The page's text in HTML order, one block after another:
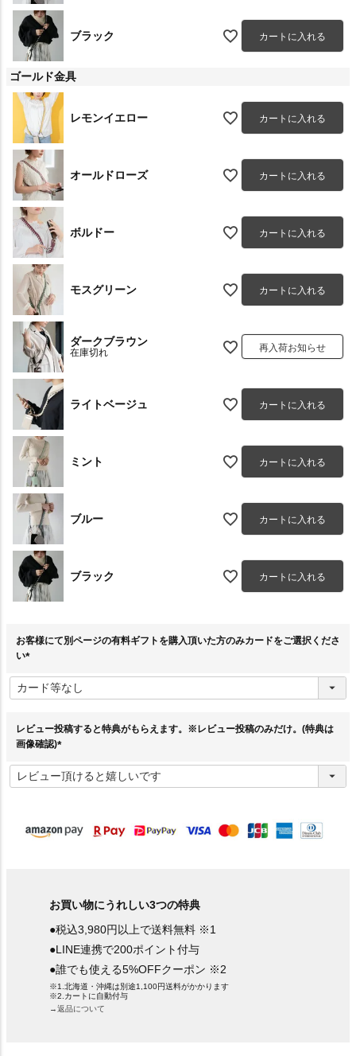
ブラック カートに入れる
ゴールド金具
レモンイエロー カートに入れる
オールドローズ カートに入れる
ボルドー カートに入れる
モスグリーン カートに入れる
ダークブラウン
在庫切れ 再入荷お知らせ
ライトベージュ カートに入れる
ミント カートに入れる
ブルー カートに入れる
ブラック カートに入れる
お客様にて別ページの有料ギフトを購入頂いた方のみカードをご選択くださ
い
必
須
レビュー投稿すると特典がもらえます。※レビュー投稿のみだけ。(特典は
画像確認)
必
須
お買い物にうれしい3つの特典
●税込3,980円以上で送料無料 ※1
●LINE連携で200ポイント付与
●誰でも使える5%OFFクーポン ※2
※1.北海道・沖縄は別途1,100円送料がかかります
※2.カートに自動付与
→返品について